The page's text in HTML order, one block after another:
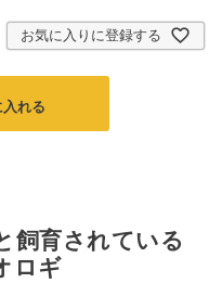
お気に入りに登録する
れる
飼育されている
ロギ